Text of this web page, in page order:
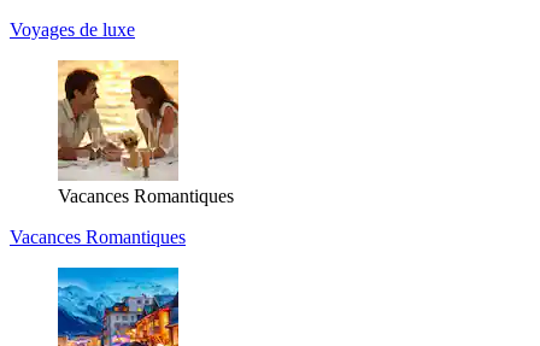
Voyages de luxe
Vacances Romantiques
Vacances Romantiques